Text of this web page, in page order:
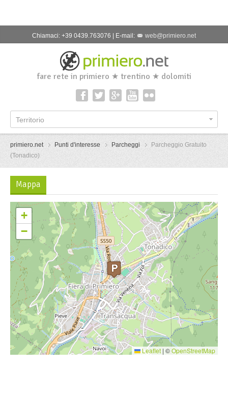
Chiamaci: +39 0439.763076 | E-mail: web@primiero.net
fare rete in primiero ★ trentino ★ dolomiti
Territorio
primiero.net Punti d'interesse Parcheggi
Parcheggio Gratuito
(Tonadico)
Mappa
+
−
Leaflet | ©OpenStreetMap